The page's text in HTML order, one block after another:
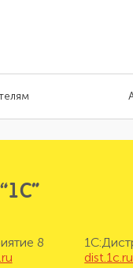
8
dist.1c.ru